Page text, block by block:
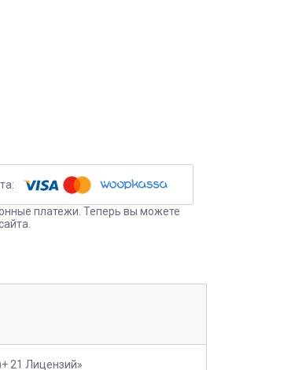
платежи. Теперь вы можете
21 Лицензий»